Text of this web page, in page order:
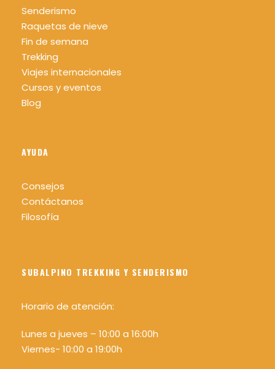
Senderismo
Raquetas de nieve
Fin de semana
Trekking
Viajes internacionales
Cursos y eventos
Blog
AYUDA
Consejos
Contáctanos
Filosofía
SUBALPINO TREKKING Y SENDERISMO
Horario de atención:
Lunes a jueves – 10:00 a 16:00h
Viernes- 10:00 a 19:00h